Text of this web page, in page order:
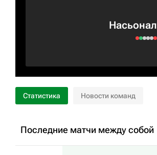
Насьонал
Статистика Новости команд
Последние матчи между собой